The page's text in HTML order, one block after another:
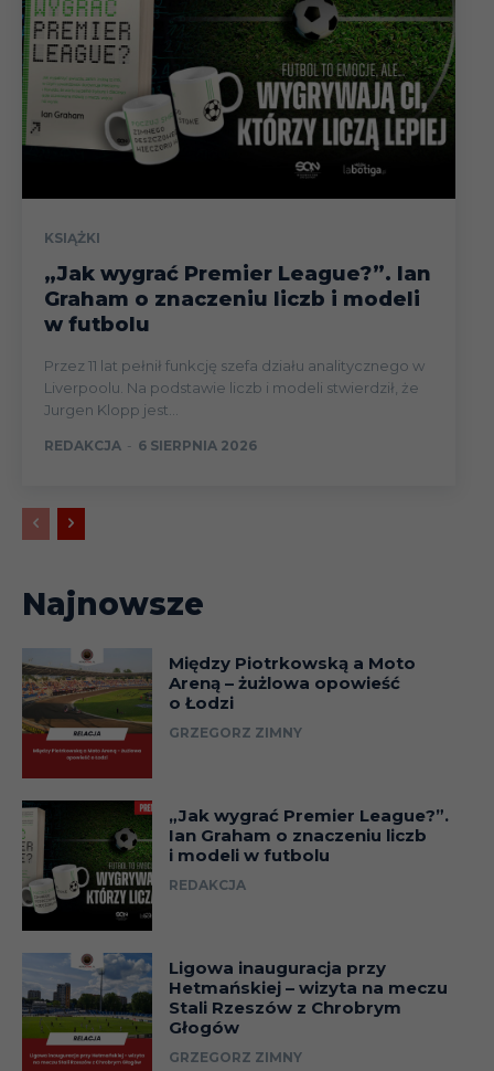
KSIĄŻKI
„Jak wygrać Premier League?”. Ian
Graham o znaczeniu liczb i modeli
w futbolu
Przez 11 lat pełnił funkcję szefa działu analitycznego w
Liverpoolu. Na podstawie liczb i modeli stwierdził, że
Jurgen Klopp jest...
REDAKCJA - 6 SIERPNIA 2026
Najnowsze
Między Piotrkowską a Moto
Areną – żużlowa opowieść
o Łodzi
GRZEGORZ ZIMNY
„Jak wygrać Premier League?”.
Ian Graham o znaczeniu liczb
i modeli w futbolu
REDAKCJA
Ligowa inauguracja przy
Hetmańskiej – wizyta na meczu
Stali Rzeszów z Chrobrym
Głogów
GRZEGORZ ZIMNY